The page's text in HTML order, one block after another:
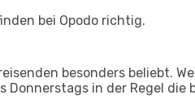
bei Opodo richtig.
besonders beliebt.
in der Regel die